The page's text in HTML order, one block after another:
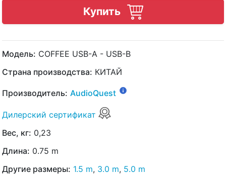
Купить
Модель: COFFEE USB-A - USB-B
Страна производства: КИТАЙ
Производитель: AudioQuest
Дилерский сертификат
Вес, кг: 0,23
Длина: 0.75 m
Другие размеры: 1.5 m, 3.0 m, 5.0 m